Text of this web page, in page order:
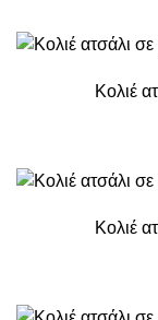
Κολιέ
Κολιέ